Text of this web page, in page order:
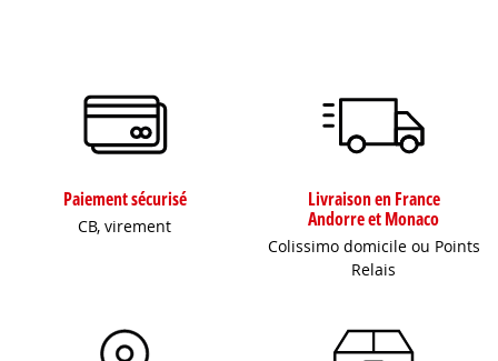
Paiement sécurisé
CB, virement
Livraison en France
Andorre et Monaco
Colissimo domicile ou Points
Relais